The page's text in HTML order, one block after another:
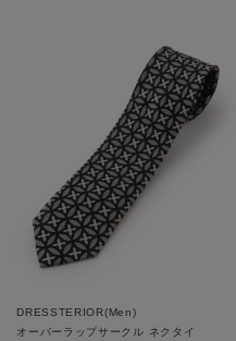
DRESSTERIOR(Men)
オーバーラップサークル ネクタイ